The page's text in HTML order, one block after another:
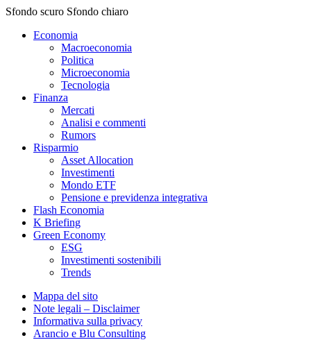
Sfondo scuro Sfondo chiaro
Economia
Macroeconomia
Politica
Microeconomia
Tecnologia
Finanza
Mercati
Analisi e commenti
Rumors
Risparmio
Asset Allocation
Investimenti
Mondo ETF
Pensione e previdenza integrativa
Flash Economia
K Briefing
Green Economy
ESG
Investimenti sostenibili
Trends
Mappa del sito
Note legali – Disclaimer
Informativa sulla privacy
Arancio e Blu Consulting